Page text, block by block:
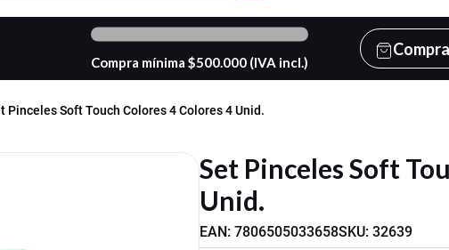
Compra mínima $500.000(IVA incl.)
Pinceles Soft Touch Colores 4 Colores 4 Unid.
Set Pinceles Soft
Unid.
EAN: 7806505033658SKU: 32639